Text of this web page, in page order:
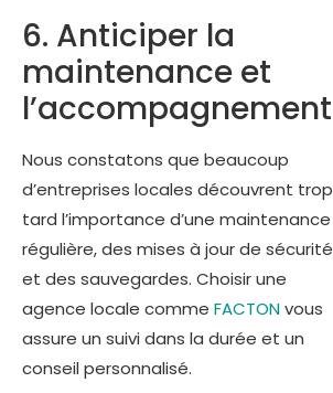
6. Anticiper la
maintenance et
l’accompagnement
Nous constatons que beaucoup
d’entreprises locales découvrent trop
tard l’importance d’une maintenance
régulière, des mises à jour de sécurité
et des sauvegardes. Choisir une
agence locale comme FACTONvous
assure un suivi dans la durée et un
conseil personnalisé.